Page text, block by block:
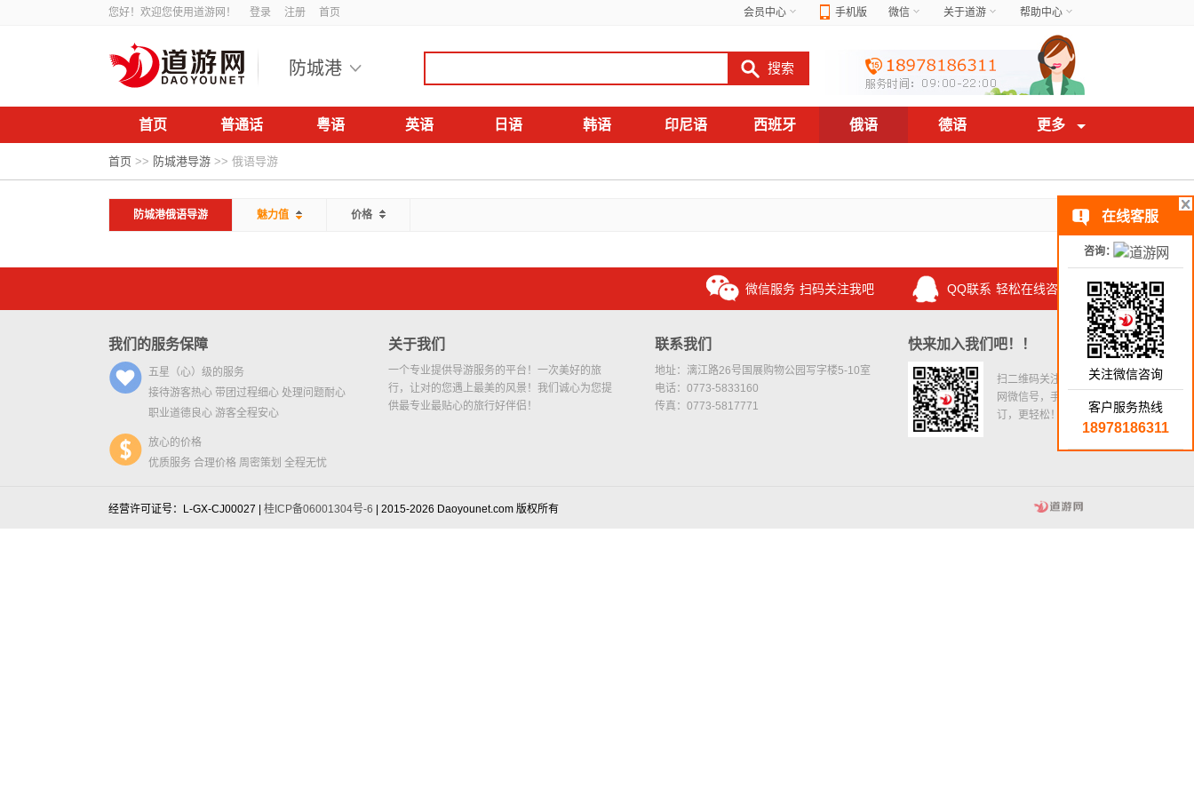
您好！欢迎您使用道游网！ 登录 注册 首页 会员中心 手机版 微信 关于道游 帮助中心
防城港
首页 普通话 粤语 英语 日语 韩语 印尼语 西班牙 俄语 德语 更多
首页 >> 防城港导游 >> 俄语导游
防城港俄语导游 魅力值 价格
微信服务 扫码关注我吧 QQ联系 轻松在线咨询
我们的服务保障
五星（心）级的服务
接待游客热心 带团过程细心 处理问题耐心
职业道德良心 游客全程安心
放心的价格
优质服务 合理价格 周密策划 全程无忧
关于我们
一个专业提供导游服务的平台！一次美好的旅
行，让对的您遇上最美的风景！我们诚心为您提
供最专业最贴心的旅行好伴侣！
联系我们
地址：漓江路26号国展购物公园写字楼5-10室
电话：0773-5833160
传真：0773-5817771
快来加入我们吧！！
扫二维码关注道游
网微信号，手机预
订，更轻松！
经营许可证号：L-GX-CJ00027 | 桂ICP备06001304号-6 | 2015-2026 Daoyounet.com 版权所有
在线客服
咨询：
关注微信咨询
客户服务热线
18978186311